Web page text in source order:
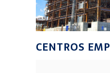
CENTROS